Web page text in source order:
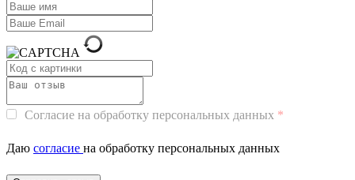
Согласие на обработку персональных данных
Даю согласие на обработку персональных данных